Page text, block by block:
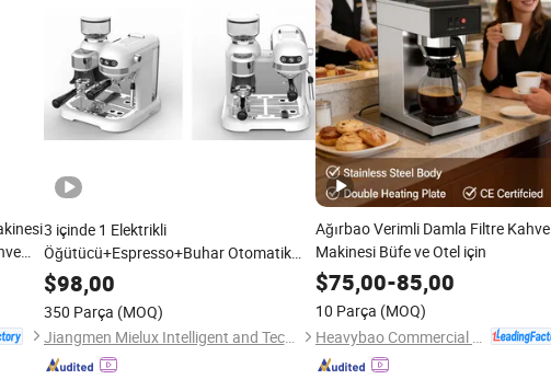
3 içinde 1 Elektrikli
Öğütücü+Espresso+Buhar Otomatik
Kahve Makinesi
$98,00
350 Parça (MOQ)
Jiangmen Mielux Intelligent and Technology Co., Ltd.
Ağırbao Verimli Damla Filtre Kahve
Makinesi Büfe ve Otel için
$75,00-85,00
10 Parça (MOQ)